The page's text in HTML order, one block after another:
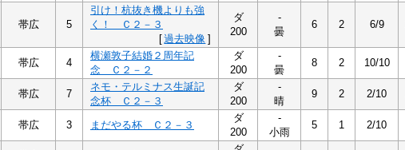
帯広 5
引け！杭抜き機よりも強
く！ Ｃ２－３
[過去映像 ]
ダ
200
-
曇
6 2 6/9
帯広 4
横瀬敦子結婚２周年記
念 Ｃ２－２
ダ
200
-
曇
8 2 10/10
帯広 7
ネモ・テルミナス生誕記
念杯 Ｃ２－３
ダ
200
-
晴
9 2 2/10
帯広 3 まだやる杯 Ｃ２－３
ダ
200
-
小雨
5 1 2/10